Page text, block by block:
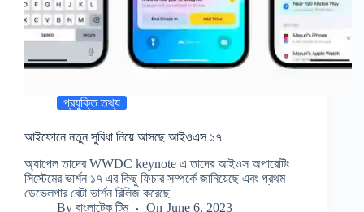
প্রযুক্তি তথ্য
আইফোনে নতুন সুবিধা নিয়ে আসছে আইওএস ১৭
অ্যাপেল তাদের WWDC keynote এ তাদের আইওস অপারেটিং
সিস্টেমের ভার্শন ১৭ এর কিছু ফিচার সম্পর্কে জানিয়েছে এবং প্রথম
ডেভেলপার বেটা ভার্শন রিলিজ করেছে।
By বাংলাটেক টিম On June 6, 2023